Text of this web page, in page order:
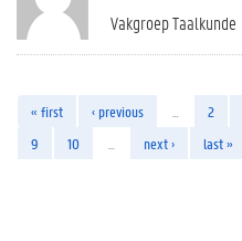
Vakgroep Taalkunde
« first ‹ previous 2
9
10 next › last »